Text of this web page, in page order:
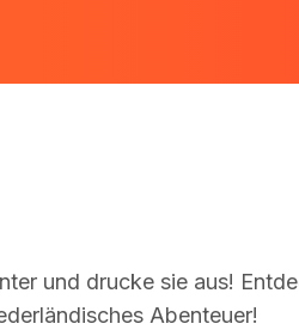
und drucke sie aus!
Abenteuer!